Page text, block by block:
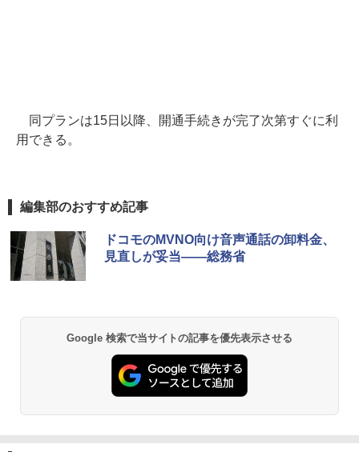
同プランは15日以降、開通手続きが完了次第すぐに利
用できる。
編集部のおすすめ記事
ドコモのMVNO向け音声通話の卸料金、
見直しが妥当――総務省
Google 検索で当サイトの記事を優先表示させる